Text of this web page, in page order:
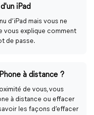
iPad
d’iPad mais vous ne
vous explique comment
de passe.
à distance ?
de vous, vous
à distance ou effacer
les façons d’effacer